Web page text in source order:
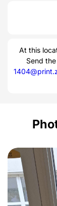
At this
Send